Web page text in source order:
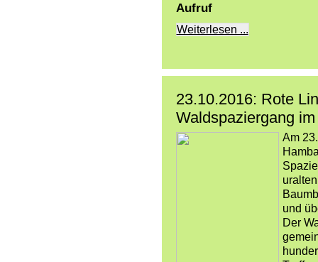
Aufruf
Weiterlesen ...
23.10.2016: Rote
Waldspaziergang
Am
und
Der